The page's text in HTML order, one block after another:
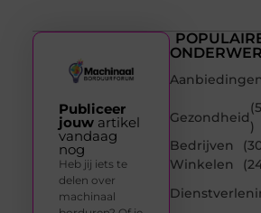
Aanbiedingen
Gezondheid
)
Bedrijven
Winkelen
Publiceer
jouwartikel
vandaag
nog
Heb jij iets te
delen over
machinaal